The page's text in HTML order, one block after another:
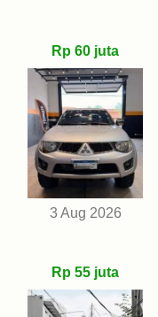
Rp 60 juta
3 Aug 2026
Rp 55 juta